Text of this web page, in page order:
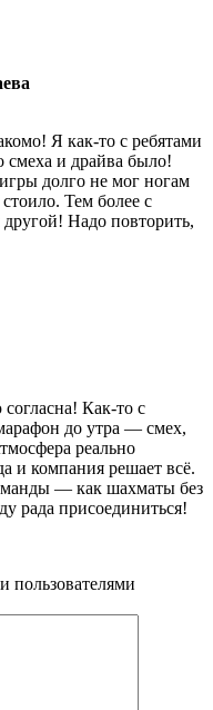
Я как-то с ребятами
смеха и драйва было!
долго не мог ногам
Тем более с
другой! Надо повторить,
Как-то с
до утра — смех,
реально
и компания решает всё.
— как шахматы без
рада присоединиться!
пользователями